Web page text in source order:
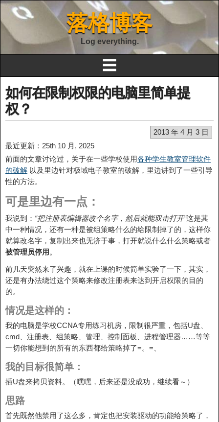
落格博客
Log everything.
☰
如何在限制权限的电脑里简单提
权？
2013 年 4 月 3 日
最近更新：25th 10 月, 2025
前面的文章讨论过，关于在一些学校使用各种学生教室管理软件
的破解 以及里边针对极域电子教室的破解，里边讲到了一些引导
性的方法。
可是里边有一点：
我说到： “把注册表编辑器改个名字，然后就能双击打开”这是其
中一种情况，还有一种是被组策略什么的给限制掉了的，这样你
就算改名字，复制出来也无济于事，打开就说什么什么策略或者
被管理员停用 。
前几天突然来了兴趣，就在上课的时候简单实验了一下，其实，
还是有办法绕过这个策略来修改注册表来达到开启权限的目的
的。
情况是这样的：
我的电脑是学校CCNA专用练习机房，限制很严重，包括U盘、
cmd、注册表、组策略、管理、控制面板、进程管理器……等等
一切你能想到的所有的东西都给策略掉了=。=、
我的目标很简单：
插U盘来拷贝资料。（嘿嘿，后来还是没成功，继续看～）
思路
首先既然他禁用了这么多，肯定也把安装驱动的功能给策略了，